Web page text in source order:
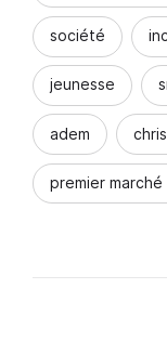
société
jeunesse
adem
premier